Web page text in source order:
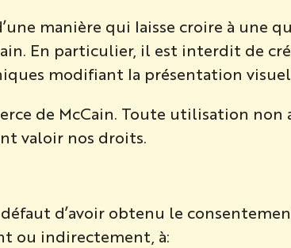
manière qui laisse croire à une
En particulier, il est interdit de
modifiant la présentation
de McCain. Toute utilisation non
valoir nos droits.
d’avoir obtenu le
ou indirectement, à: